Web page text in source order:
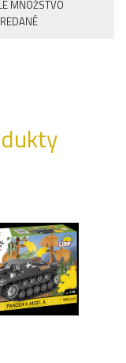
MNOŽSTVO